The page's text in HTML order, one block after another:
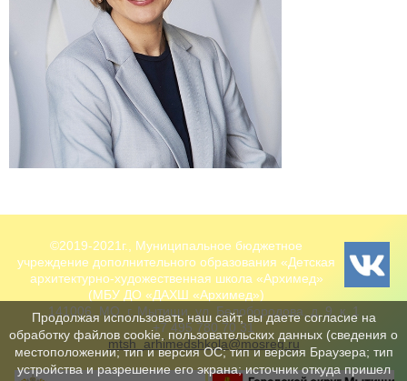
©2019-2021г., Муниципальное бюджетное
учреждение дополнительного образования «Детская
архитектурно-художественная школа «Архимед»
(МБУ ДО «ДАХШ «Архимед»)
141006, МО, г. Мытищи, ул. Белобородова, д. 9, к. 1
+7 495 780 70 31
mtsh_arhimedshkola@mosreg.ru
Продолжая использовать наш сайт, вы даете согласие на
обработку файлов cookie, пользовательских данных (сведения о
местоположении; тип и версия ОС; тип и версия Браузера; тип
устройства и разрешение его экрана; источник откуда пришел